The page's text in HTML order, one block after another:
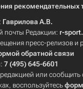
рекомендательных
Гаврилова А.В.
почты Редакции: r-
пресс-релизов и
обратной связи
7 (495) 645-6601
или сообщить
воспользуйтесь